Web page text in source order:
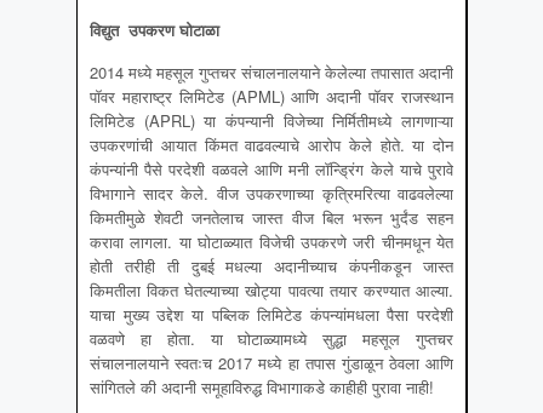
विद्युत उपकरण घोटाळा
2014 मध्ये महसूल गुप्तचर संचालनालयाने केलेल्या तपासात अदानी
पॉवर महाराष्ट्र लिमिटेड (APML) आणि अदानी पॉवर राजस्थान
लिमिटेड (APRL) या कंपन्यानी विजेच्या निर्मितीमध्ये लागणाऱ्या
उपकरणांची आयात किंमत वाढवल्याचे आरोप केले होते. या दोन
कंपन्यांनी पैसे परदेशी वळवले आणि मनी लॉन्ड्रिंग केले याचे पुरावे
विभागाने सादर केले. वीज उपकरणाच्या कृत्रिमरित्या वाढवलेल्या
किमतीमुळे शेवटी जनतेलाच जास्त वीज बिल भरून भुर्दंड सहन
करावा लागला. या घोटाळ्यात विजेची उपकरणे जरी चीनमधून येत
होती तरीही ती दुबई मधल्या अदानीच्याच कंपनीकडून जास्त
किमतीला विकत घेतल्याच्या खोट्या पावत्या तयार करण्यात आल्या.
याचा मुख्य उद्देश या पब्लिक लिमिटेड कंपन्यांमधला पैसा परदेशी
वळवणे हा होता. या घोटाळ्यामध्ये सुद्धा महसूल गुप्तचर
संचालनालयाने स्वतःच 2017 मध्ये हा तपास गुंडाळून ठेवला आणि
सांगितले की अदानी समूहाविरुद्ध विभागाकडे काहीही पुरावा नाही!